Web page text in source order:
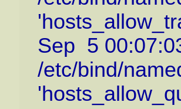
Sep 5
/etc/bind/